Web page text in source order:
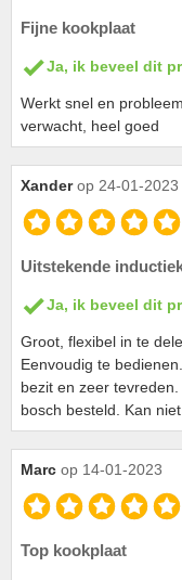
Fijne kookplaat
Ja, ik beveel dit
Werkt snel en
verwacht, heel goed
Xander op 24-01-2023
Uitstekende
Ja, ik beveel dit
Groot, flexibel in te
Eenvoudig te
bezit en zeer
bosch besteld. Kan
Marc op 14-01-2023
Top kookplaat